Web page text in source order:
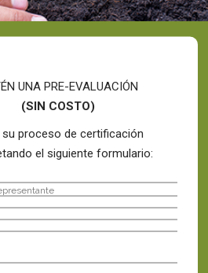
UNA PRE-EVALUACIÓN
(SIN COSTO)
su proceso de certificación
el siguiente formulario: